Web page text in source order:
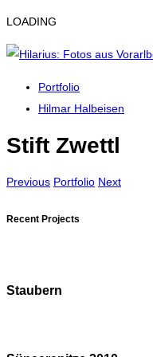
LOADING
Portfolio
Hilmar Halbeisen
Stift Zwettl
Previous Portfolio Next
Recent Projects
Staubern